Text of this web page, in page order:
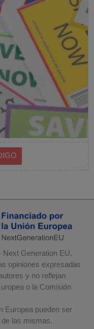
Generation EU.
opiniones expresadas
y no reflejan
o la Comisión
Europea pueden ser
las mismas.